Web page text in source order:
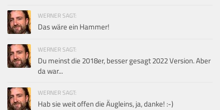
WERNER SAGT:
Das wäre ein Hammer!
WERNER SAGT:
Du meinst die 2018er, besser gesagt 2022 Version. Aber
da war...
WERNER SAGT:
Hab sie weit offen die Äugleins, ja, danke! :-)